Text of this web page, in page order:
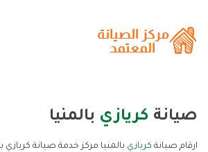
صيانة كريازي بالمنيا
ارقام صيانة كريازي بالمنيا مركز خدمة صيانة كريازي